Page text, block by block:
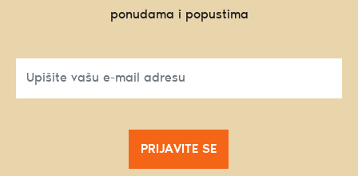
ponudama i popustima
PRIJAVITE SE